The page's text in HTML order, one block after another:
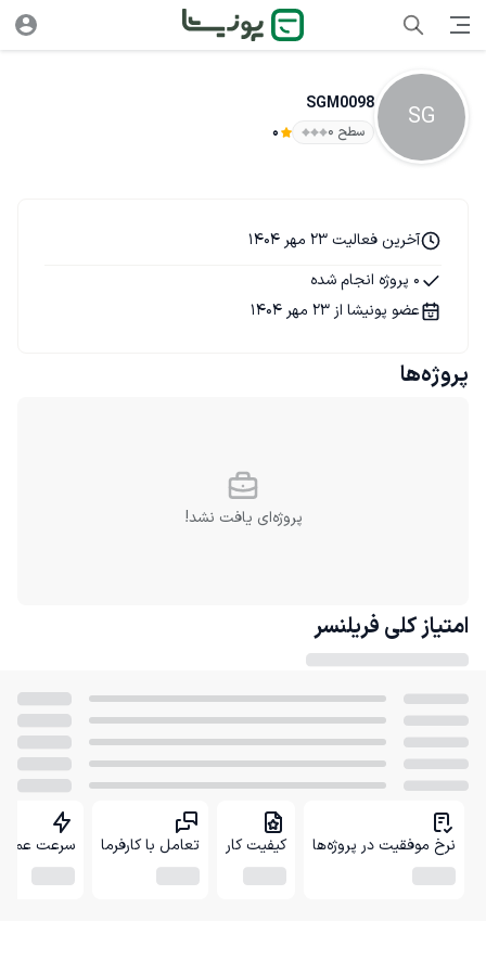
SG
SGM0098
سطح ۰ 0
آخرین فعالیت 23 مهر 1404
0 پروژه انجام شده
عضو پونیشا از 23 مهر 1404
پروژه‌ها
پروژه‌ای یافت نشد!
امتیاز کلی فریلنسر
نرخ موفقیت در پروژه‌ها کیفیت کار تعامل با کارفرما سرعت عمل